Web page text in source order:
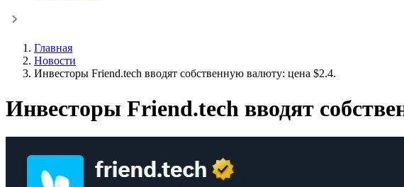
Главная
Новости
Инвесторы Friend.tech вводят собственную валюту: цена $2.4.
Инвесторы Friend.tech вводят